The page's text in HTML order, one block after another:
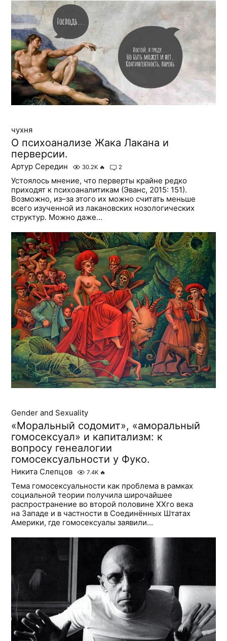
чухня
О психоанализе Жака Лакана и
перверсии.
Артур Середин 30.2K 🔥 2
Устоялось мнение, что перверты крайне редко
приходят к психоаналитикам (Эванс, 2015: 151).
Возможно, из–за этого их можно считать меньше
всего изученной из лакановских нозологических
структур. Можно даже...
Gender and Sexuality
«Моральный содомит», «аморальный
гомосексуал» и капитализм: к
вопросу генеалогии
гомосексуальности у Фуко.
Никита Слепцов 7.4K 🔥
Тема гомосексуальности как проблема в рамках
социальной теории получила широчайшее
распространение во второй половине ХХго века
на Западе и в частности в Соединённых Штатах
Америки, где гомосексуалы заявили...